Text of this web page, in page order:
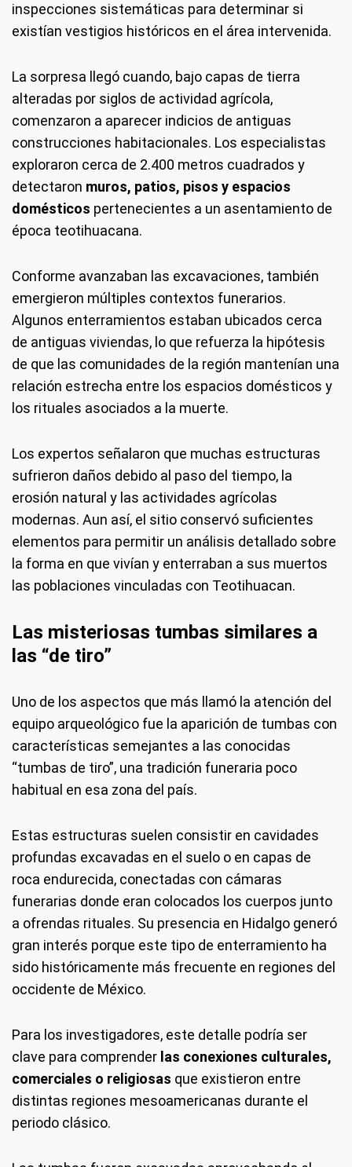
inspecciones sistemáticas para determinar si
existían vestigios históricos en el área intervenida.
La sorpresa llegó cuando, bajo capas de tierra
alteradas por siglos de actividad agrícola,
comenzaron a aparecer indicios de antiguas
construcciones habitacionales. Los especialistas
exploraron cerca de 2.400 metros cuadrados y
detectaron muros, patios, pisos y espacios
domésticos pertenecientes a un asentamiento de
época teotihuacana.
Conforme avanzaban las excavaciones, también
emergieron múltiples contextos funerarios.
Algunos enterramientos estaban ubicados cerca
de antiguas viviendas, lo que refuerza la hipótesis
de que las comunidades de la región mantenían una
relación estrecha entre los espacios domésticos y
los rituales asociados a la muerte.
Los expertos señalaron que muchas estructuras
sufrieron daños debido al paso del tiempo, la
erosión natural y las actividades agrícolas
modernas. Aun así, el sitio conservó suficientes
elementos para permitir un análisis detallado sobre
la forma en que vivían y enterraban a sus muertos
las poblaciones vinculadas con Teotihuacan.
Las misteriosas tumbas similares a
las “de tiro”
Uno de los aspectos que más llamó la atención del
equipo arqueológico fue la aparición de tumbas con
características semejantes a las conocidas
“tumbas de tiro”, una tradición funeraria poco
habitual en esa zona del país.
Estas estructuras suelen consistir en cavidades
profundas excavadas en el suelo o en capas de
roca endurecida, conectadas con cámaras
funerarias donde eran colocados los cuerpos junto
a ofrendas rituales. Su presencia en Hidalgo generó
gran interés porque este tipo de enterramiento ha
sido históricamente más frecuente en regiones del
occidente de México.
Para los investigadores, este detalle podría ser
clave para comprender las conexiones culturales,
comerciales o religiosas que existieron entre
distintas regiones mesoamericanas durante el
periodo clásico.